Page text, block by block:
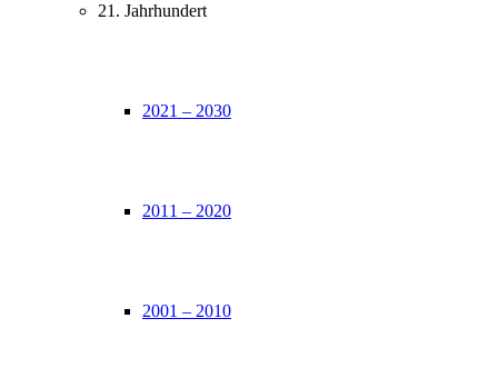
21. Jahrhundert
2021 – 2030
2011 – 2020
2001 – 2010